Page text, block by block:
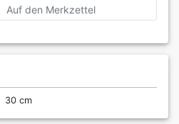
Auf den Merkzettel
30 cm